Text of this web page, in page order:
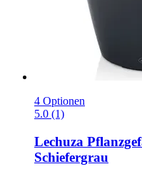
4 Optionen
5.0 (1)
Lechuza
Schiefergrau